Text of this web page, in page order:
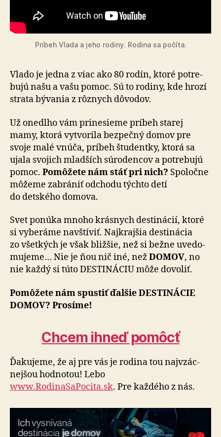
Príbeh Vlada a jeho rodiny. Rodina sa počíta.
Vlado je jedna z viac ako 80 rodín, ktoré potre­
bu­jú našu a vašu pomoc. Sú to rodiny, kde hrozí
strata bývania z rôznych dôvodov.
Už onedlho vám prinesieme príbeh starej
mamy, ktorá vytvorila bezpečný domov pre
svoje malé vnúča, príbeh študentky, ktorá sa
ujala svojich mladších súrodencov a potre­bujú
pomoc. Po­mô­žete nám stáť pri nich? Spo­ločne
môžeme zabrániť odchodu týchto detí
do detského domova.
Svet ponúka mnoho krásnych destinácií, ktoré
si vyberáme navštíviť. Naj­krajšia desti­nácia
zo všetkých je však bližšie, než si bežne uve­do­
mu­jeme… Nie je ňou nič iné, nežDOMOV, no
nie každý si túto DESTI­NÁ­CIU môže dovoliť.
Pomôžete nám spustiť ďalšie DESTI­NÁ­CIE
DOMOV? Prosíme!
Chcem ihneď pomôcť
Ďakujeme, že aj pre vás je rodina tou naj­vzác­
nej­šou hodnotou! Lebo
www.RodinaSaPocita.sk. Pre každého z nás.